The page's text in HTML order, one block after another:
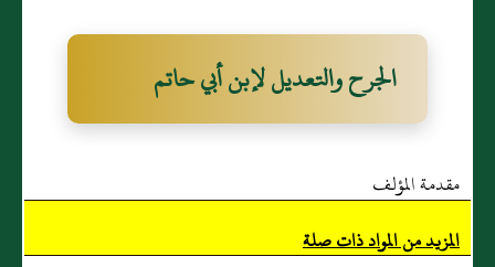
الجرح والتعديل لإبن أبي حاتم
مقدمة المؤلف
المزيد من المواد ذات صلة